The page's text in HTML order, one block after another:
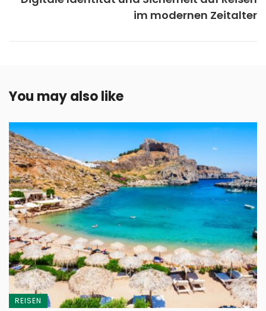
im modernen Zeitalter
You may also like
REISEN